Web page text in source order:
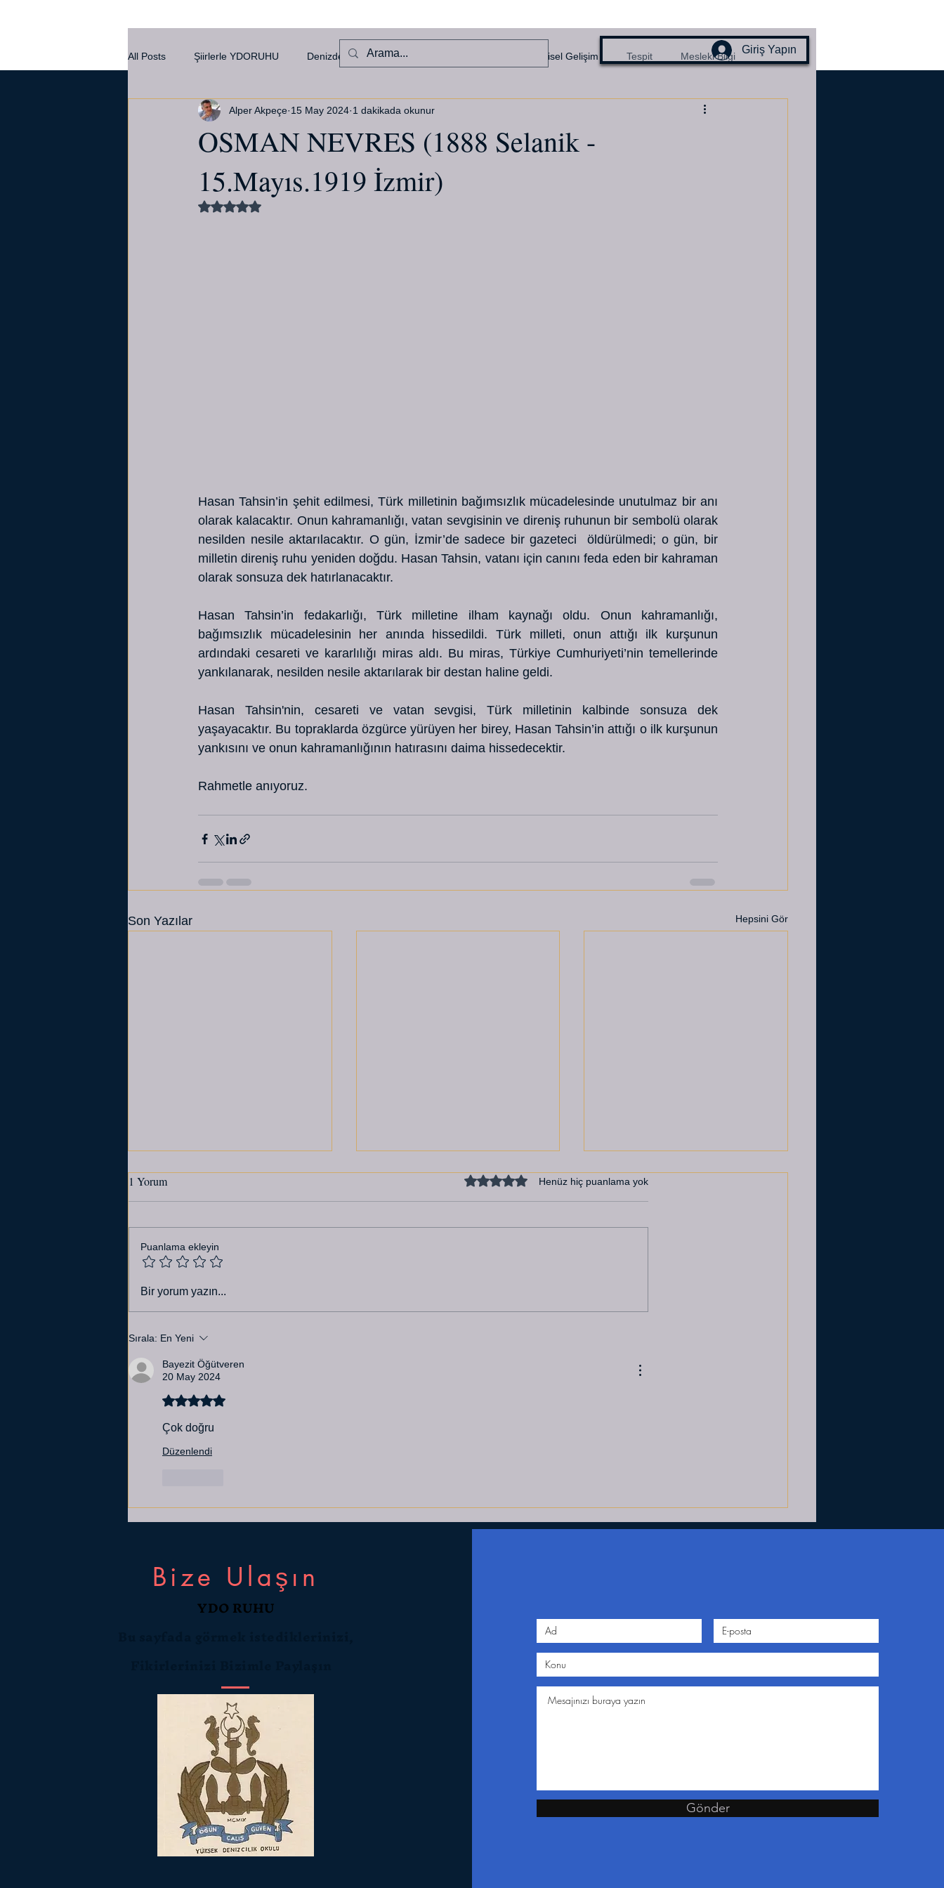
Giriş Yapın
All Posts Şiirlerle YDORUHU Denizden Haberler Kişisel Gelişim Tespit Mesleki Bilgi
OSMAN NEVRES (1888 Selanik -
15.Mayıs.1919 İzmir)
Alper Akpeçe 15 May 2024 1 dakikada okunur
5 üzerinden NaN yıldız
Hasan Tahsin’in şehit edilmesi, Türk milletinin bağımsızlık mücadelesinde unutulmaz bir anı
olarak kalacaktır. Onun kahramanlığı, vatan sevgisinin ve direniş ruhunun bir sembolü olarak
nesilden nesile aktarılacaktır. O gün, İzmir’de sadece bir gazeteci  öldürülmedi; o gün, bir
milletin direniş ruhu yeniden doğdu. Hasan Tahsin, vatanı için canını feda eden bir kahraman
olarak sonsuza dek hatırlanacaktır.
Hasan Tahsin’in fedakarlığı, Türk milletine ilham kaynağı oldu. Onun kahramanlığı,
bağımsızlık mücadelesinin her anında hissedildi. Türk milleti, onun attığı ilk kurşunun
ardındaki cesareti ve kararlılığı miras aldı. Bu miras, Türkiye Cumhuriyeti’nin temellerinde
yankılanarak, nesilden nesile aktarılarak bir destan haline geldi.
Hasan Tahsin'nin, cesareti ve vatan sevgisi, Türk milletinin kalbinde sonsuza dek
yaşayacaktır. Bu topraklarda özgürce yürüyen her birey, Hasan Tahsin’in attığı o ilk kurşunun
yankısını ve onun kahramanlığının hatırasını daima hissedecektir.
Rahmetle anıyoruz.
Son Yazılar Hepsini Gör
PLANLAMA ÇIKMAZI
1 Yorum 5 üzerinden 0 yıldızHenüz hiç puanlama yok
Puanlama ekleyin
Bir yorum yazın...
Sırala: En Yeni
Bayezit Öğütveren
20 May 2024
5 üzerinden 5 yıldız
Çok doğru
Düzenlendi
Bize Ulaşın
YDO RUHU
Gönder